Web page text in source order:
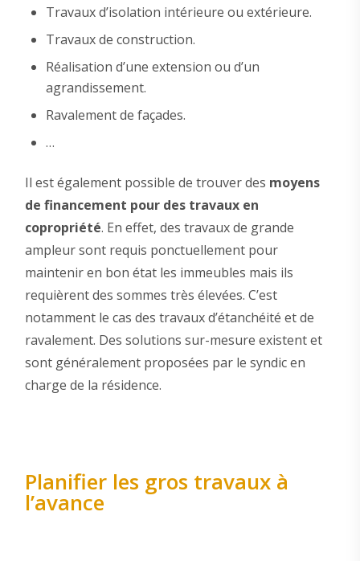
Travaux d’isolation intérieure ou extérieure.
Travaux de construction.
Réalisation d’une extension ou d’un
agrandissement.
Ravalement de façades.
…
Il est également possible de trouver des moyens
de financement pour des travaux en
copropriété. En effet, des travaux de grande
ampleur sont requis ponctuellement pour
maintenir en bon état les immeubles mais ils
requièrent des sommes très élevées. C’est
notamment le cas des travaux d’étanchéité et de
ravalement. Des solutions sur-mesure existent et
sont généralement proposées par le syndic en
charge de la résidence.
Planifier les gros travaux à
l’avance